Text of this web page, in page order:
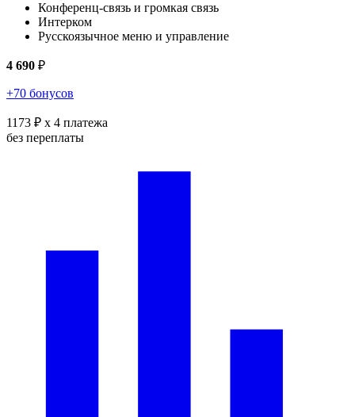
Конференц-связь и громкая связь
Интерком
Русскоязычное меню и управление
4 690 ₽
+70 бонусов
1173 ₽ x 4 платежа
без переплаты